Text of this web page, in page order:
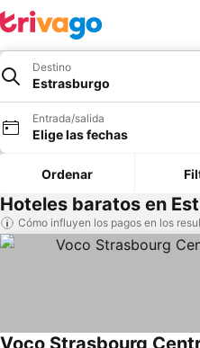
Destino
Estrasburgo
Entrada/salida
Elige las fechas
Ordenar
Hoteles baratos en
Cómo influyen los pagos en los
Voco Strasbourg